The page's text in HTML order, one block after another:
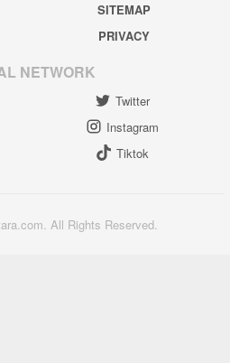
SITEMAP
PRIVACY
NETWORK
Twitter
Instagram
Tiktok
All Rights Reserved.